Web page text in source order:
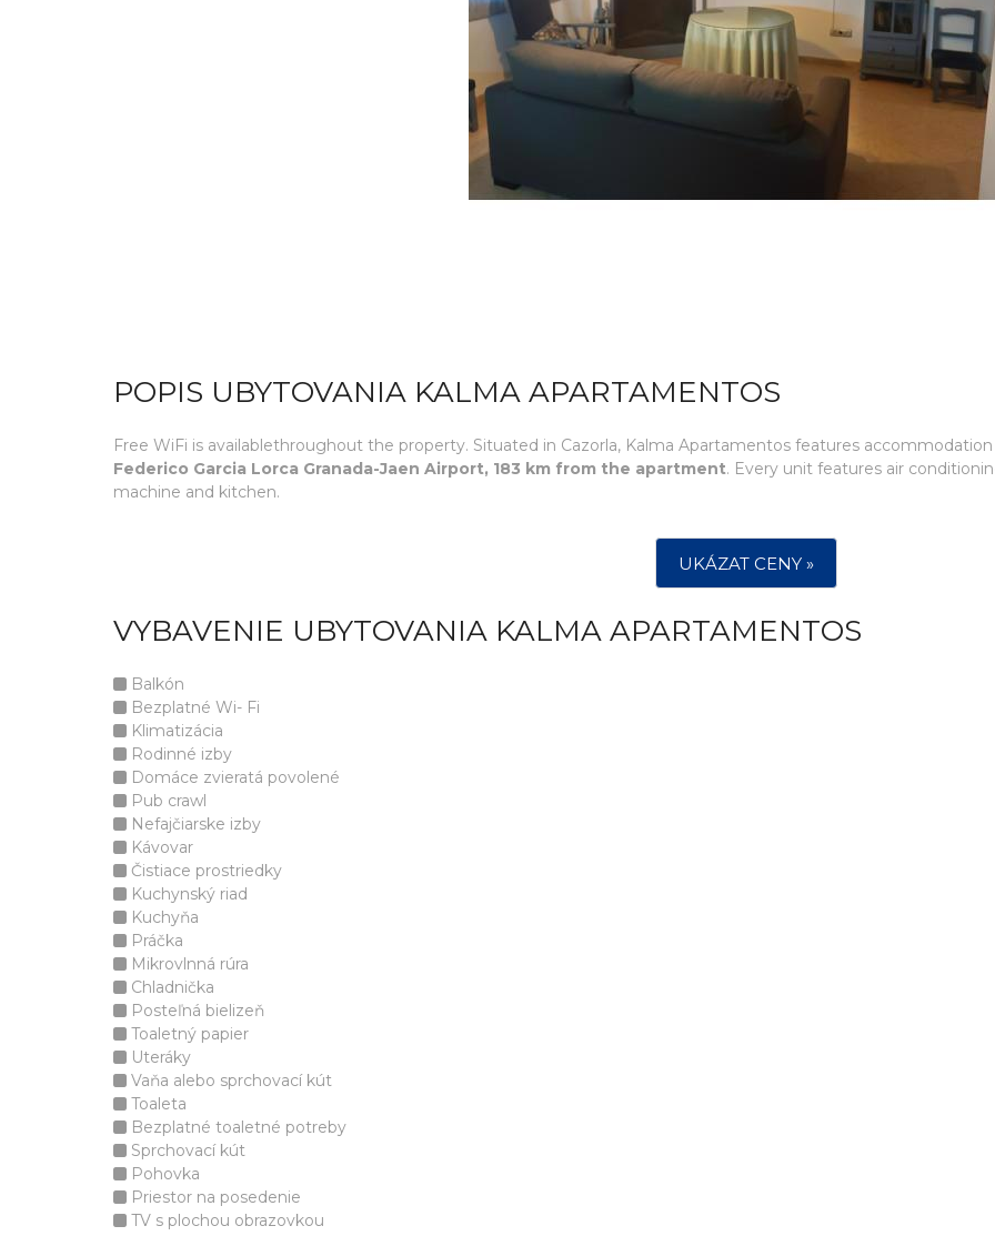
POPIS UBYTOVANIA KALMA APARTAMENTOS
Free WiFi is availablethroughout the property. Situated in Cazorla, Kalma Apartamentos features
Federico Garcia Lorca Granada-Jaen Airport, 183 km from the apartment. Every unit features air
machine and kitchen.
UKÁZAT CENY »
VYBAVENIE UBYTOVANIA KALMA APARTAMENTOS
Balkón
Bezplatné Wi- Fi
Klimatizácia
Rodinné izby
Domáce zvieratá povolené
Pub crawl
Nefajčiarske izby
Kávovar
Čistiace prostriedky
Kuchynský riad
Kuchyňa
Práčka
Mikrovlnná rúra
Chladnička
Posteľná bielizeň
Toaletný papier
Uteráky
Vaňa alebo sprchovací kút
Toaleta
Bezplatné toaletné potreby
Sprchovací kút
Pohovka
Priestor na posedenie
TV s plochou obrazovkou